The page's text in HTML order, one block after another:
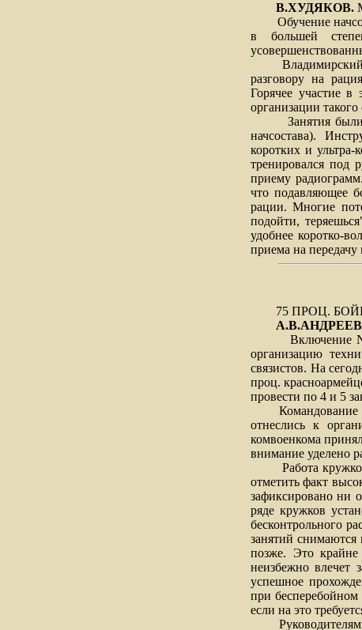
В.ХУДЯКОВ.
Обучение
в большей
Владимирский
разговору на
Горячее участие
организации
Занятия были
начсостава).
коротких и
тренировался под
приему радиограмм.
что подавляющее
рации. Многие
подойти,
удобнее коротко-
приема на передачу
75 ПРОЦ.
Включение N
организацию
связистов. На
проц.
провести по 4 и 5
Командование и
отнеслись к
комвоенкома
внимание уделено
Работа кружков
отметить факт
зафиксировано ни
ряде кружков
бесконтрольного
занятий
позже. Это крайне
неизбежно влечет
успешное
при
если на это
Руководителями